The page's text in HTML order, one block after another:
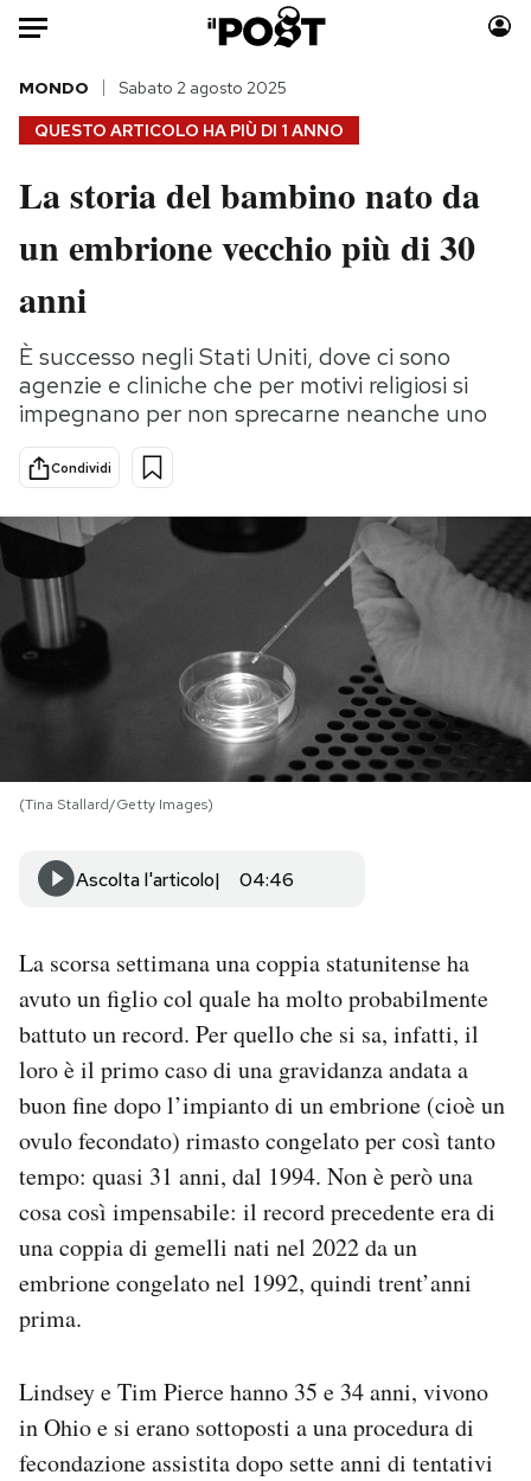
Auto
HOME
Italia
Politica
Tecnologia
Scienza
Sport
Moda
Consumismi
Media
PODCAST
SHOP
CALENDARIO
AREA PERSONALE
Area Personale
Newsletter
Notifiche mobile
Regala il Post
Hai bisogno di aiuto?
Esci
QUESTO ARTICOLO HA PIÙ DI 1 ANNO
MONDO Sabato 2 agosto 2025
La storia del bambino nato da
un embrione vecchio più di 30
anni
È successo negli Stati Uniti, dove ci sono
agenzie e cliniche che per motivi religiosi si
impegnano per non sprecarne neanche uno
Condividi
(Tina Stallard/Getty Images)
Ascolta l'articolo 04:46
La scorsa settimana una coppia statunitense ha
avuto un figlio col quale ha molto probabilmente
battuto un record. Per quello che si sa, infatti, il
loro è il primo caso di una gravidanza andata a
buon fine dopo l’impianto di un embrione (cioè un
ovulo fecondato) rimasto congelato per così tanto
tempo: quasi 31 anni, dal 1994. Non è però una
cosa così impensabile: il record precedente era di
una coppia di gemelli nati nel 2022 da un
embrione congelato nel 1992, quindi trent’anni
prima.
Lindsey e Tim Pierce hanno 35 e 34 anni, vivono
in Ohio e si erano sottoposti a una procedura di
fecondazione assistita dopo sette anni di tentativi